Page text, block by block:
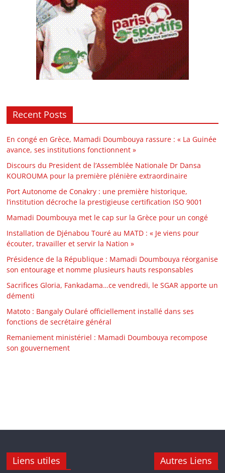
Recent Posts
En congé en Grèce, Mamadi Doumbouya rassure : « La Guinée
avance, ses institutions fonctionnent »
Discours du President de l’Assemblée Nationale Dr Dansa
KOUROUMA pour la première plénière extraordinaire
Port Autonome de Conakry : une première historique,
l’institution décroche la prestigieuse certification ISO 9001
Mamadi Doumbouya met le cap sur la Grèce pour un congé
Installation de Djénabou Touré au MATD : « Je viens pour
écouter, travailler et servir la Nation »
Présidence de la République : Mamadi Doumbouya réorganise
son entourage et nomme plusieurs hauts responsables
Sacrifices Gloria, Fankadama…ce vendredi, le SGAR apporte un
démenti
Matoto : Bangaly Oularé officiellement installé dans ses
fonctions de secrétaire général
Remaniement ministériel : Mamadi Doumbouya recompose
son gouvernement
Liens utiles Autres Liens